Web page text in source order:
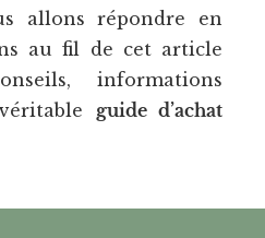
allons répondre en
au fil de cet article
informations
guide d’achat